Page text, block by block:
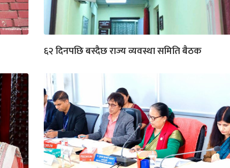
६२ दिनपछि बस्दैछ राज्य व्यवस्था समिति बैठक